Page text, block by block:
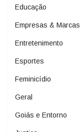
Educação
Empresas & Marcas
Entretenimento
Esportes
Feminicídio
Geral
Goiás e Entorno